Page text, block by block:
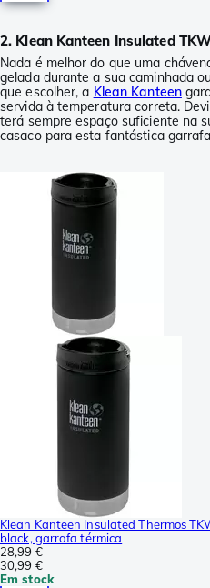
2. Klean Kanteen Insulated
Nada é melhor do que uma
gelada durante a sua caminhada
que escolher, a Klean Kanteen
servida à temperatura correta.
terá sempre espaço suficiente na
casaco para esta fantástica
Klean Kanteen Insulated Thermos
black, garrafa térmica
28,99 €
30,99 €
Em stock